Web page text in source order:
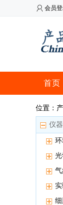
会员
首页
位置：
仪